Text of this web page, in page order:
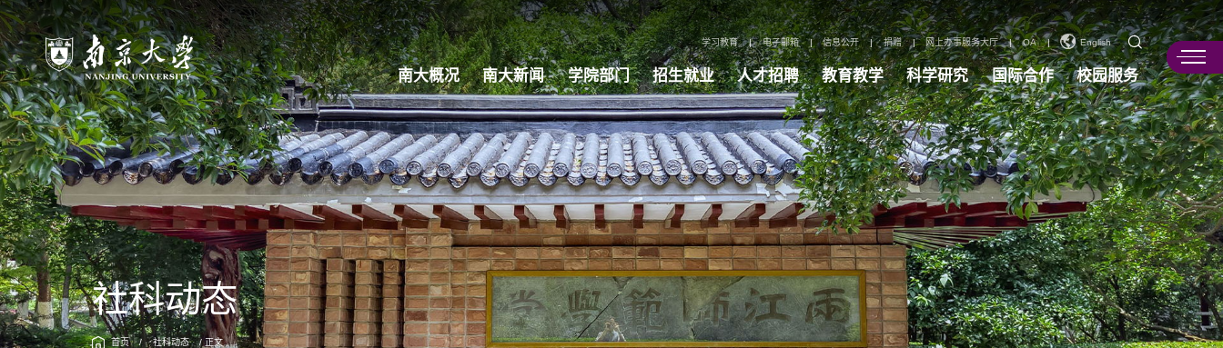
学习教育 | 电子邮箱 | 信息公开 | 捐赠 | 网上办事服务大厅 | OA | English
南大概况 南大新闻 学院部门 招生就业 人才招聘 教育教学 科学研究 国际合作 校园服务
社科动态
首页 / 社科动态 / 正文